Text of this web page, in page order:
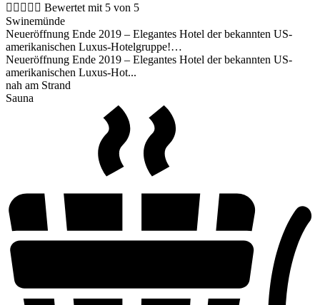
     Bewertet mit 5 von 5
Swinemünde
Neueröffnung Ende 2019 – Elegantes Hotel der bekannten US-
amerikanischen Luxus-Hotelgruppe!…
Neueröffnung Ende 2019 – Elegantes Hotel der bekannten US-
amerikanischen Luxus-Hot...
nah am Strand
Sauna